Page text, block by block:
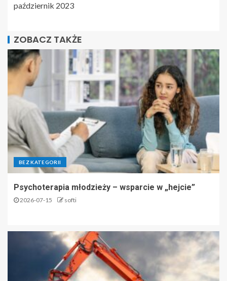
październik 2023
ZOBACZ TAKŻE
BEZ KATEGORII
Psychoterapia młodzieży – wsparcie w „hejcie”
2026-07-15 softi